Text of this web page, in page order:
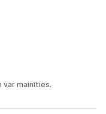
var mainīties.